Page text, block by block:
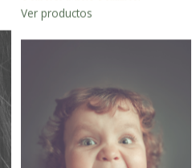
Ver productos